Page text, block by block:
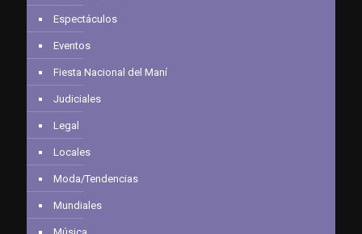
Espectáculos
Eventos
Fiesta Nacional del Maní
Judiciales
Legal
Locales
Moda/Tendencias
Mundiales